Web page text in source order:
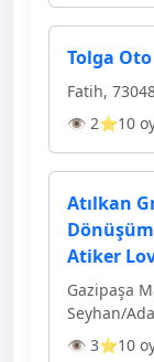
Tolga
Fatih,
👁 2⭐10
Atılkan
Atiker
Gazipaşa
Seyhan/
👁 3⭐10